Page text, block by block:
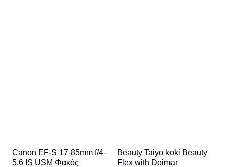
Canon EF-S 17-85mm f/4-
5.6 IS USM Φακός
Beauty Taiyo koki Beauty
Flex with Doimar